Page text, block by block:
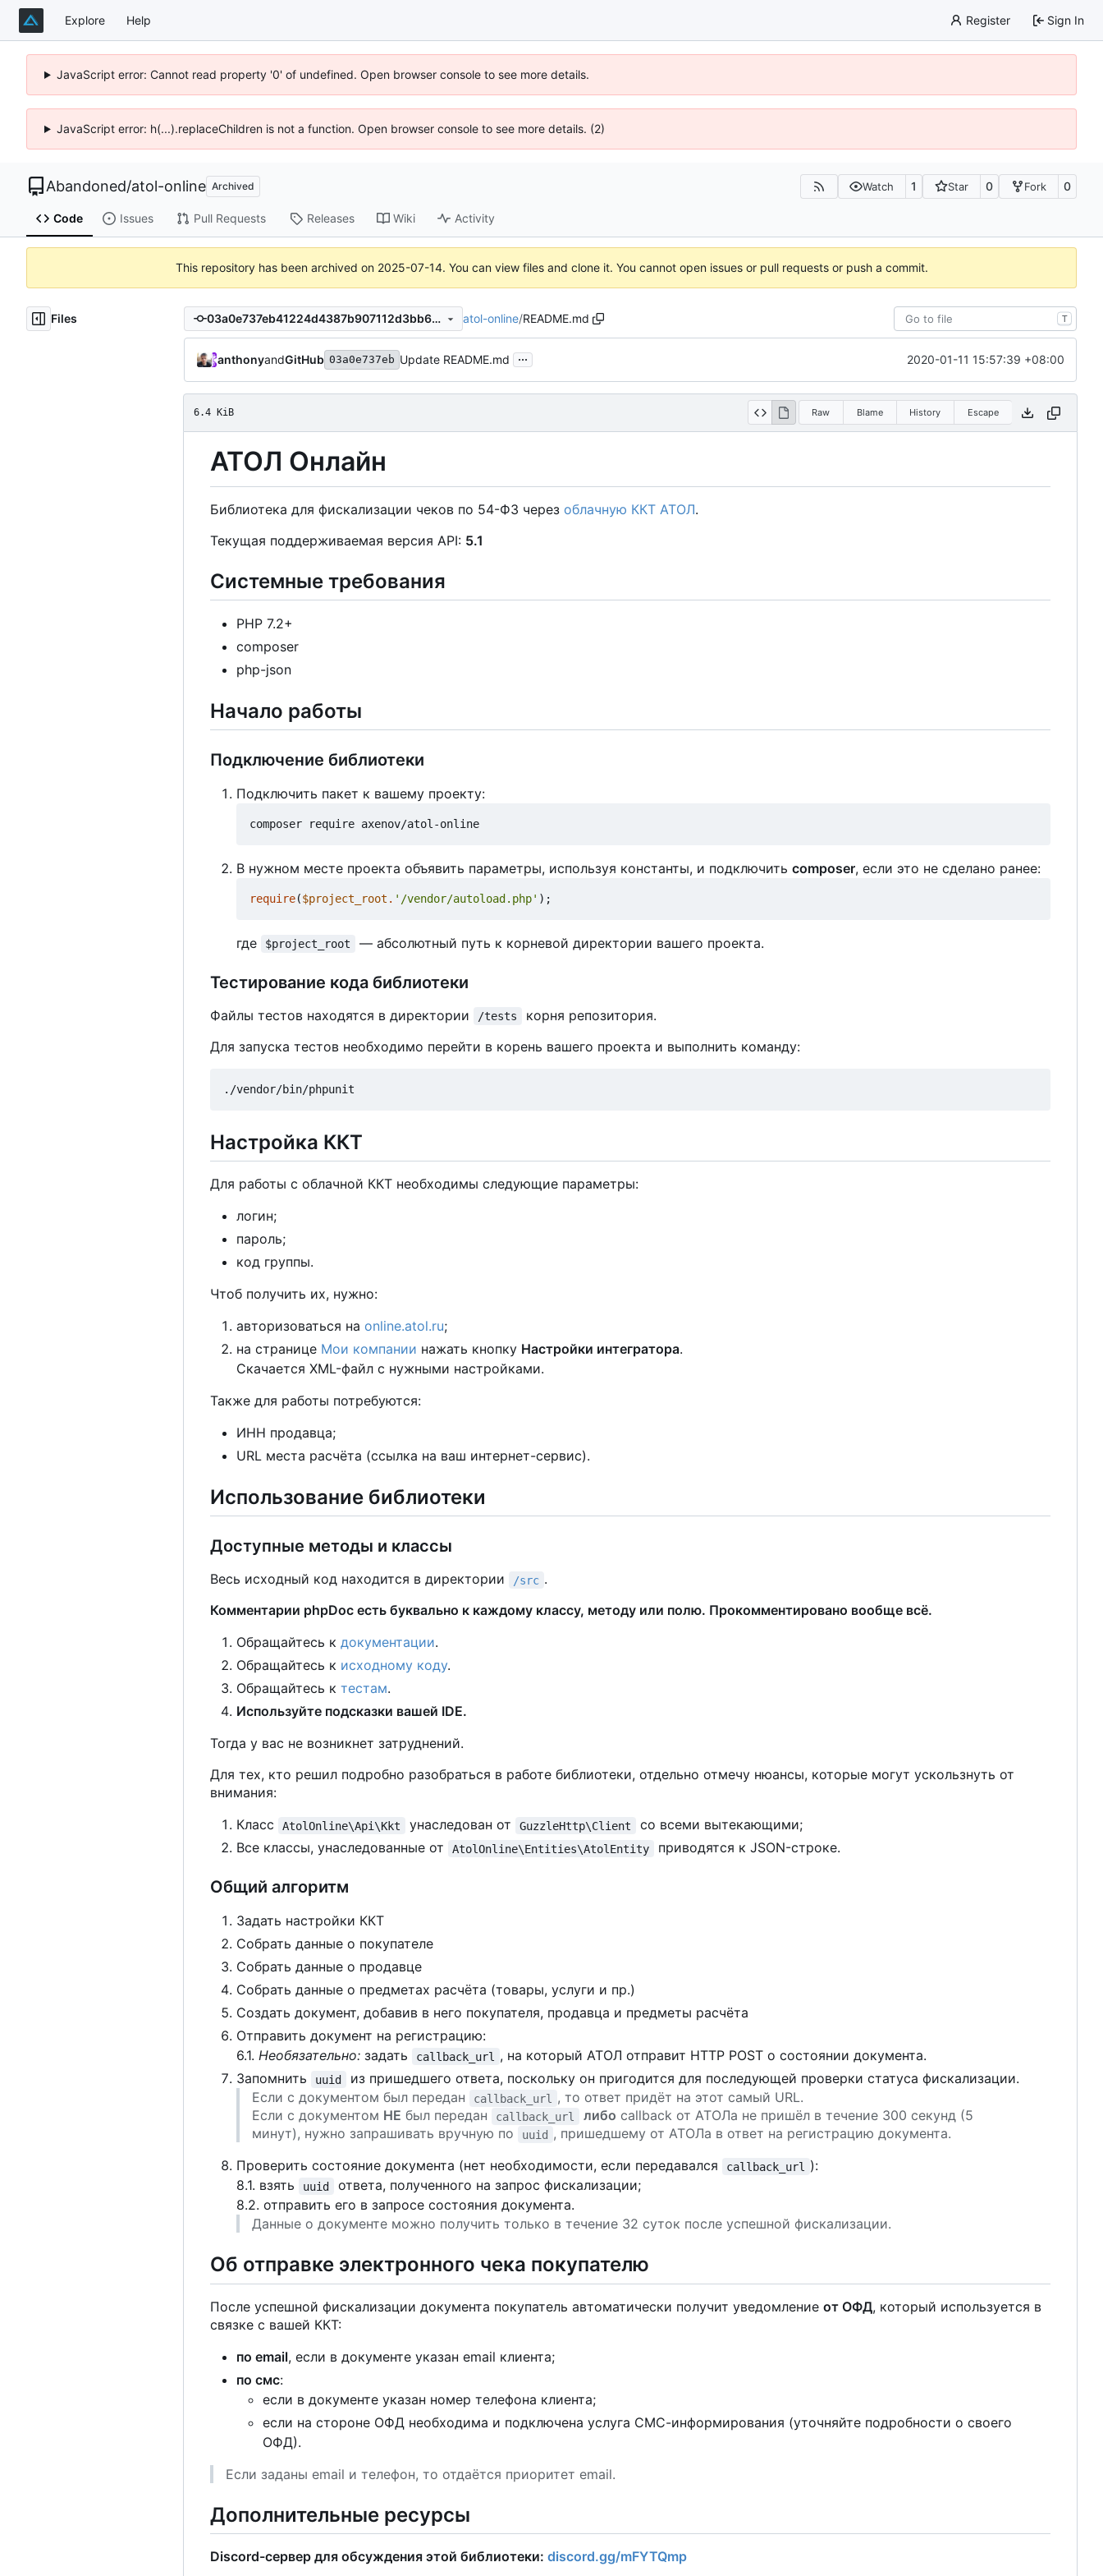
Explore Help Register Sign In
JavaScript error: Cannot read property '0' of undefined. Open browser console to see more details.
JavaScript error: h(...).replaceChildren is not a function. Open browser console to see more details. (2)
Abandoned/atol-online Archived Watch 1 Star 0 Fork 0
Code Issues Pull Requests Releases Wiki Activity
This repository has been archived on 2025-07-14. You can view files and clone it. You cannot open issues or pull requests or push a commit.
Files 03a0e737eb41224d4387b907112d3bb64b3d9736 atol-online/README.md T
anthonyandGitHub 03a0e737eb Update README.md ... 2020-01-11 15:57:39 +08:00
6.4 KiB Raw Blame History Escape
АТОЛ Онлайн
Библиотека для фискализации чеков по 54-ФЗ через облачную ККТ АТОЛ.
Текущая поддерживаемая версия API: 5.1
Системные требования
PHP 7.2+
composer
php-json
Начало работы
Подключение библиотеки
Подключить пакет к вашему проекту:
В нужном месте проекта объявить параметры, используя константы, и подключить composer, если это не сделано ранее:
require($project_root . '/vendor/autoload.php' );
где $project_root — абсолютный путь к корневой директории вашего проекта.
Тестирование кода библиотеки
Файлы тестов находятся в директории /tests
корня репозитория.
Для запуска тестов необходимо перейти в корень вашего проекта и выполнить команду:
Настройка ККТ
Для работы с облачной ККТ необходимы следующие параметры:
логин;
пароль;
код группы.
Чтоб получить их, нужно:
авторизоваться на online.atol.ru;
на странице Мои компании нажать кнопку Настройки интегратора.
Скачается XML-файл с нужными настройками.
Также для работы потребуются:
ИНН продавца;
URL места расчёта (ссылка на ваш интернет-сервис).
Использование библиотеки
Доступные методы и классы
Весь исходный код находится в директории /src .
Комментарии phpDoc есть буквально к каждому классу, методу или полю. Прокомментировано вообще всё.
Обращайтесь к документации.
Обращайтесь к исходному коду.
Обращайтесь к тестам.
Используйте подсказки вашей IDE.
Тогда у вас не возникнет затруднений.
Для тех, кто решил подробно разобраться в работе библиотеки, отдельно отмечу нюансы, которые могут ускользнуть от
внимания:
Класс
AtolOnline\Api\Kkt унаследован от GuzzleHttp\Client
со всеми вытекающими;
Все классы, унаследованные от
AtolOnline\Entities\AtolEntity приводятся к JSON-строке.
Общий алгоритм
Задать настройки ККТ
Собрать данные о покупателе
Собрать данные о продавце
Собрать данные о предметах расчёта (товары, услуги и пр.)
Создать документ, добавив в него покупателя, продавца и предметы расчёта
Отправить документ на регистрацию:
6.1. Необязательно: задать callback_url
, на который АТОЛ отправит HTTP POST о состоянии документа.
Запомнить
uuid
из пришедшего ответа, поскольку он пригодится для последующей проверки статуса фискализации.
Если с документом был передан
callback_url
, то ответ придёт на этот самый URL.
Если с документом НЕ был передан callback_url либо callback от АТОЛа не пришёл в течение 300 секунд (5
минут), нужно запрашивать вручную по
uuid , пришедшему от АТОЛа в ответ на регистрацию документа.
Проверить состояние документа (нет необходимости, если передавался
callback_url
):
8.1. взять
uuid
ответа, полученного на запрос фискализации;
8.2. отправить его в запросе состояния документа.
Данные о документе можно получить только в течение 32 суток после успешной фискализации.
Об отправке электронного чека покупателю
После успешной фискализации документа покупатель автоматически получит уведомление от ОФД, который используется в
связке с вашей ККТ:
по email, если в документе указан email клиента;
по смс:
если в документе указан номер телефона клиента;
если на стороне ОФД необходима и подключена услуга СМС-информирования (уточняйте подробности о своего
ОФД).
Если заданы email и телефон, то отдаётся приоритет email.
Дополнительные ресурсы
Discord-сервер для обсуждения этой библиотеки: discord.gg/mFYTQmp